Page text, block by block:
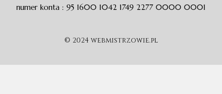
numer konta : 95 1600 1042 1749 2277 0000 0001
© 2024 webmistrzowie.pl